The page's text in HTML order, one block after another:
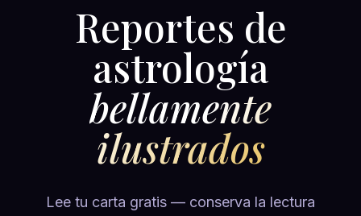
Reportes de
astrología
bellamente
ilustrados
Lee tu carta gratis — conserva la lectura